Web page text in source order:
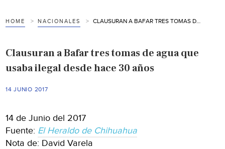
HOME NACIONALES
Clausuran a Bafar tres tomas de agua que
usaba ilegal desde hace 30 años
14 JUNIO 2017
14 de Junio del 2017
Fuente: El Heraldo de Chihuahua
Nota de: David Varela